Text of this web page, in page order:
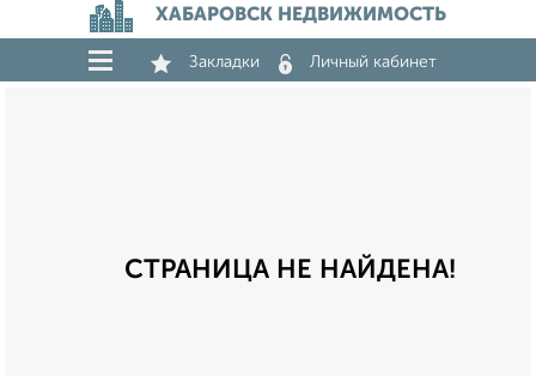
ХАБАРОВСК НЕДВИЖИМОСТЬ
Закладки Личный кабинет
СТРАНИЦА НЕ НАЙДЕНА!